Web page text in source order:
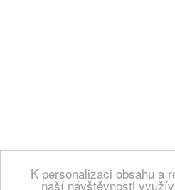
K personalizaci obsahu a
naší návštěvnosti